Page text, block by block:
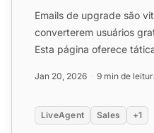
Emails de upgrade são
converterem usuários
Esta página oferece
Jan 20, 2026 9 min de
LiveAgent Sales +1